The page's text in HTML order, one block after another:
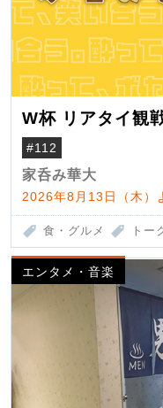
W杯 リアタイ観
#112
家呑み華大
2026年8月13日（木）
食・グルメ トー
エンタメ・音楽